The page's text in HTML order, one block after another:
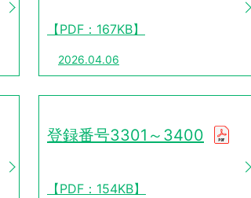
【PDF：167KB】
2026.04.06
登録番号3301～3400
【PDF：154KB】